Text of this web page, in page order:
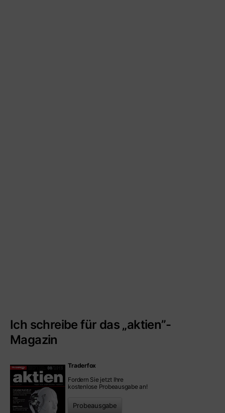
Ich schreibe für das „aktien”-
Magazin
Traderfox
Fordern Sie jetzt Ihre
kostenlose Probeausgabe an!
Probeausgabe